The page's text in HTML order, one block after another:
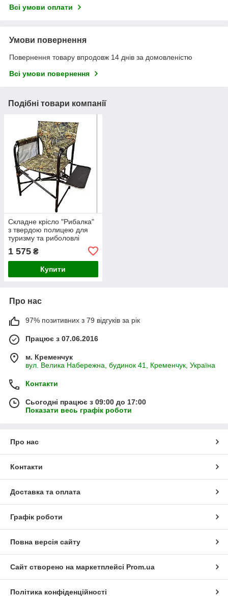
Всі умови оплати
Умови повернення
Повернення товару впродовж 14 днів за домовленістю
Всі умови повернення
Подібні товари компанії
Складне крісло "Рибалка"
з твердою полицею для
туризму та риболовлі
1 575 ₴
Купити
Про нас
97% позитивних з 79 відгуків за рік
Працює з 07.06.2016
м. Кременчук
вул. Велика Набережна, будинок 41, Кременчук, Україна
Контакти
Сьогодні працює з 09:00 до 17:00
Показати весь графік роботи
Про нас
Контакти
Доставка та оплата
Графік роботи
Повна версія сайту
Сайт створено на маркетплейсі Prom.ua
Політика конфіденційності